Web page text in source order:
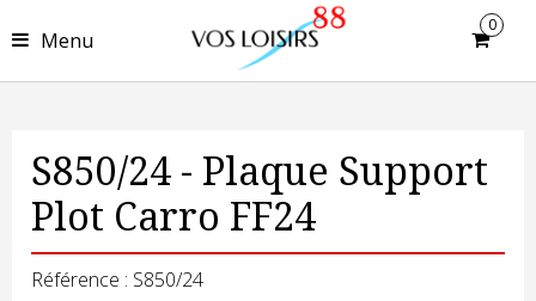
Menu
0
S850/24 - Plaque Support
Plot Carro FF24
Référence : S850/24